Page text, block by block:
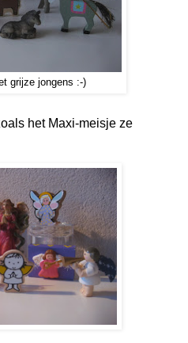
grijze jongens :-)
het Maxi-meisje ze